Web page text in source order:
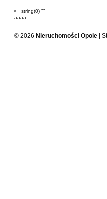
string(0) ""
aaaa
© 2026 Nieruchomości Opole |